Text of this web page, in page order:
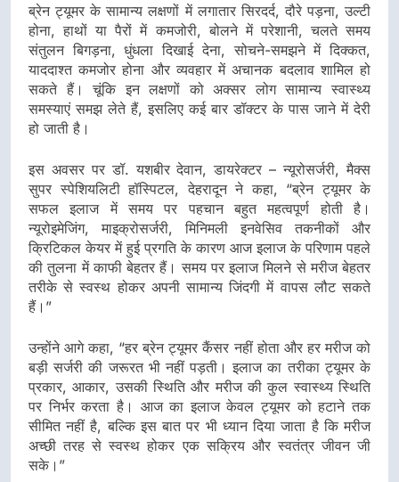
ब्रेन ट्यूमर के सामान्य लक्षणों में लगातार सिरदर्द, दौरे पड़ना, उल्टी
होना, हाथों या पैरों में कमजोरी, बोलने में परेशानी, चलते समय
संतुलन बिगड़ना, धुंधला दिखाई देना, सोचने-समझने में दिक्कत,
याददाश्त कमजोर होना और व्यवहार में अचानक बदलाव शामिल हो
सकते हैं। चूंकि इन लक्षणों को अक्सर लोग सामान्य स्वास्थ्य
समस्याएं समझ लेते हैं, इसलिए कई बार डॉक्टर के पास जाने में देरी
हो जाती है।
इस अवसर पर डॉ. यशबीर देवान, डायरेक्टर – न्यूरोसर्जरी, मैक्स
सुपर स्पेशियलिटी हॉस्पिटल, देहरादून ने कहा, “ब्रेन ट्यूमर के
सफल इलाज में समय पर पहचान बहुत महत्वपूर्ण होती है।
न्यूरोइमेजिंग, माइक्रोसर्जरी, मिनिमली इनवेसिव तकनीकों और
क्रिटिकल केयर में हुई प्रगति के कारण आज इलाज के परिणाम पहले
की तुलना में काफी बेहतर हैं। समय पर इलाज मिलने से मरीज बेहतर
तरीके से स्वस्थ होकर अपनी सामान्य जिंदगी में वापस लौट सकते
हैं।”
उन्होंने आगे कहा, “हर ब्रेन ट्यूमर कैंसर नहीं होता और हर मरीज को
बड़ी सर्जरी की जरूरत भी नहीं पड़ती। इलाज का तरीका ट्यूमर के
प्रकार, आकार, उसकी स्थिति और मरीज की कुल स्वास्थ्य स्थिति
पर निर्भर करता है। आज का इलाज केवल ट्यूमर को हटाने तक
सीमित नहीं है, बल्कि इस बात पर भी ध्यान दिया जाता है कि मरीज
अच्छी तरह से स्वस्थ होकर एक सक्रिय और स्वतंत्र जीवन जी
सके।”